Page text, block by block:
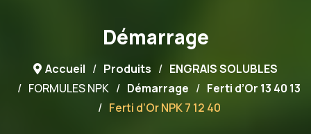
Démarrage
Accueil Produits
ENGRAIS SOLUBLES
FORMULES NPK
Démarrage
Ferti d’Or 13 40 13
Ferti d’Or NPK 7 12 40